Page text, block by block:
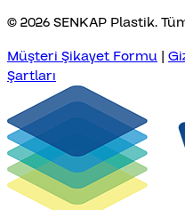
© 2026 SENKAP Plastik.
Müşteri Şikayet Formu |
Şartları